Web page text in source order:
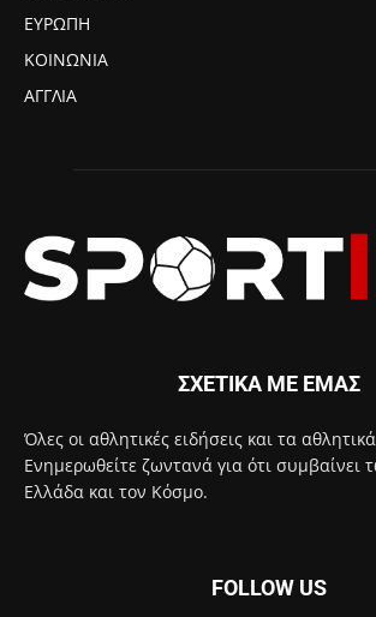
ΕΥΡΩΠΗ
ΚΟΙΝΩΝΙΑ
ΑΓΓΛΙΑ
ΣΧΕΤΙΚΑ ΜΕ ΕΜΑΣ
Όλες οι αθλητικές ειδήσεις και τα
Ενημερωθείτε ζωντανά για ότι συμβαίνει
Ελλάδα και τον Κόσμο.
FOLLOW US